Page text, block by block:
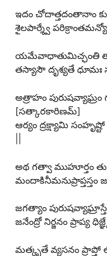
ఇదం చోదాత్తదంతానాం
శైలపార్శ్వే
యమేవాధాతుమిచ్ఛంతి
తస్యాసౌ దృశ్యతే ధూమః
అత్రాహం పురుషవ్యాఘ్రం
[సత్కారకారిణమ్]
ఆర్యం ద్రక్ష్యామి
అథ గత్వా ముహూర్తం తు
మందాకినీమనుప్రాప్తస్తం
జగత్యాం
జనేంద్రో నిర్జనం ప్రాప్య
మత్కృతే వ్యసనం